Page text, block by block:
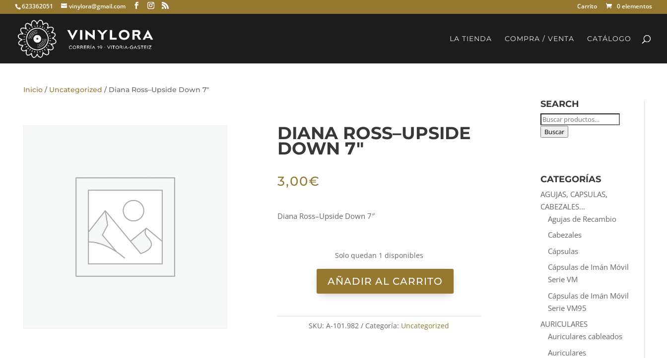
623362051 vinylora@gmail.com Carrito 0 elementos
LA TIENDA COMPRA / VENTA CATÁLOGO
Inicio / Uncategorized / Diana Ross–Upside Down 7″
DIANA ROSS–UPSIDE
DOWN 7″
3,00€
Diana Ross–Upside Down 7″
Solo quedan 1 disponibles
Ross–
AÑADIR AL CARRITO
SKU:A-101.982 Categoría: Uncategorized
SEARCH
Buscar
por:
Buscar
CATEGORÍAS
AGUJAS, CAPSULAS,
CABEZALES...
Agujas de Recambio
Cabezales
Cápsulas
Cápsulas de Imán Móvil
Serie VM
Cápsulas de Imán Móvil
Serie VM95
AURICULARES
Auriculares cableados
Auriculares